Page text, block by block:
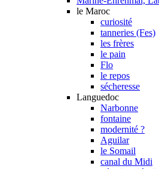
le Maroc
curiosité
tanneries (Fes)
les frères
le pain
Flo
le repos
sécheresse
Languedoc
Narbonne
fontaine
modernité ?
Aguilar
le Somail
canal du Midi